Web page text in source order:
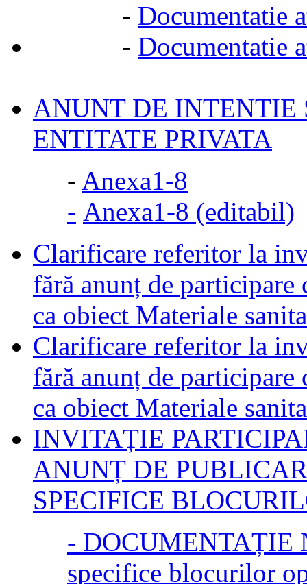
- Documentatie
- Documentatie
ANUNT DE INTENTIE
ENTITATE PRIVATA
- Anexa1-8
- Anexa1-8 (editabil)
Clarificare referitor la
fără anunț de
ca obiect Materiale
Clarificare referitor la
fără anunț de
ca obiect Materiale
INVITAȚIE
ANUNȚ DE
SPECIFICE
- DOCUMENTAȚIE
specifice blocurilor